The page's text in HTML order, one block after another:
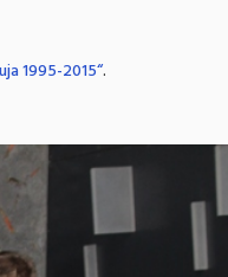
1995-2015“.